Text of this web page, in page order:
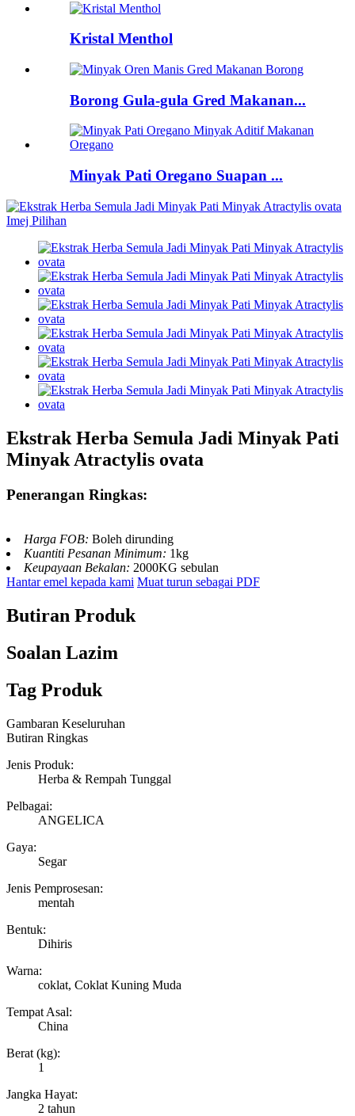
Kristal Menthol
Borong Gula-gula Gred Makanan...
Minyak Pati Oregano Suapan ...
Ekstrak Herba Semula Jadi Minyak Pati
Minyak Atractylis ovata
Penerangan Ringkas:
Harga FOB: Boleh dirunding
Kuantiti Pesanan Minimum: 1kg
Keupayaan Bekalan: 2000KG sebulan
Hantar emel kepada kami Muat turun sebagai PDF
Butiran Produk
Soalan Lazim
Tag Produk
Gambaran Keseluruhan
Butiran Ringkas
Jenis Produk:
Herba & Rempah Tunggal
Pelbagai:
ANGELICA
Gaya:
Segar
Jenis Pemprosesan:
mentah
Bentuk:
Dihiris
Warna:
coklat, Coklat Kuning Muda
Tempat Asal:
China
Berat (kg):
1
Jangka Hayat:
2 tahun